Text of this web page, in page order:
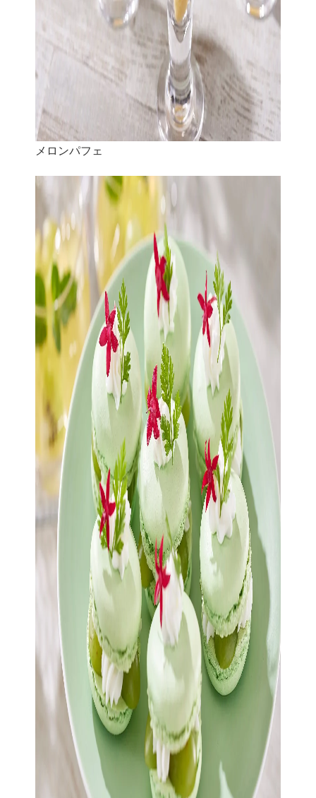
メロンパフェ